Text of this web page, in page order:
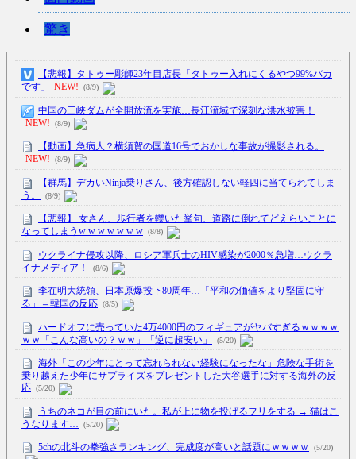
驚き
【悲報】タトゥー彫師23年目店長「タトゥー入れにくるやつ99%バカ
です」
NEW! (8/9)
中国の三峡ダムが全開放流を実施…長江流域で深刻な洪水被害！
NEW!
(8/9)
【動画】急病人？横須賀の国道16号でおかしな事故が撮影される。
NEW!
(8/9)
【群馬】デカいNinja乗りさん、後方確認しない軽四に当てられてしま
う。
(8/9)
【悲報】 女さん、歩行者を轢いた挙句、道路に倒れてどえらいことに
なってしまうw w w w w w w (8/8)
ウクライナ侵攻以降、ロシア軍兵士のHIV感染が2000％急増…ウクラ
イナメディア！
(8/6)
李在明大統領、日本原爆投下80周年…「平和の価値をより堅固に守
る」＝韓国の反応 (8/5)
ハードオフに売っていた4万4000円のフィギュアがヤバすぎるｗｗｗｗ
ｗｗ「こんな高いの？ｗｗ」「逆に超安い」
(5/20)
海外「この少年にとって忘れられない経験になったな」危険な手術を
乗り越えた少年にサプライズをプレゼントした大谷選手に対する海外の反
応 (5/20)
うちのネコが目の前にいた。私が上に物を投げるフリをする → 猫はこ
うなります…
(5/20)
5chの北斗の拳強さランキング、完成度が高いと話題にｗｗｗｗ (5/20)